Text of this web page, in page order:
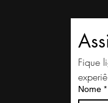
Fique
Nome *